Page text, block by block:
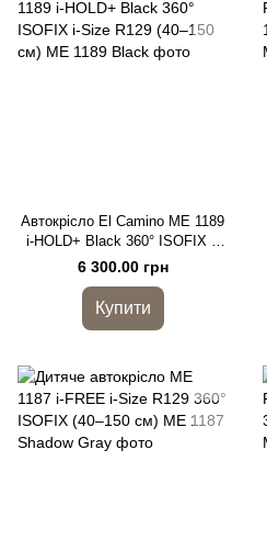
Автокрісло El Camino ME 1189
i-HOLD+ Black 360° ISOFIX i-
Size R129 (40–150 см)
6 300.00 грн
Купити